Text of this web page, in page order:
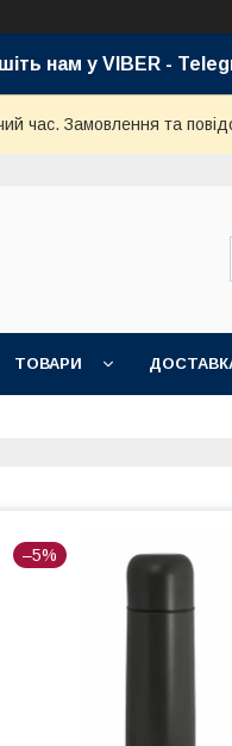
нам у VIBER -
час. Замовлення та
ТОВАРИ
–5%